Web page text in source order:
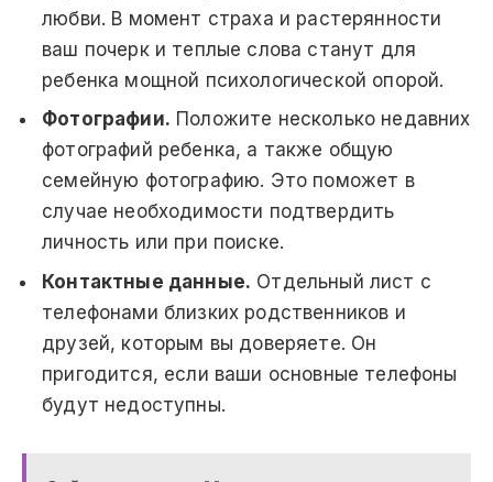
любви. В момент страха и растерянности
ваш почерк и теплые слова станут для
ребенка мощной психологической опорой.
Фотографии. Положите несколько недавних
фотографий ребенка, а также общую
семейную фотографию. Это поможет в
случае необходимости подтвердить
личность или при поиске.
Контактные данные. Отдельный лист с
телефонами близких родственников и
друзей, которым вы доверяете. Он
пригодится, если ваши основные телефоны
будут недоступны.